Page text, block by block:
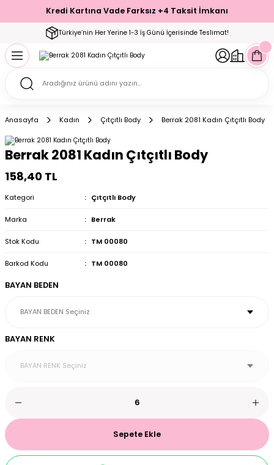
Kredi Kartına Vade Farksız +4 Taksit İmkanı
Türkiye’nin Her Yerine 1-3 İş Günü İçerisinde Teslimat!
Geri Dön
& Büstiyer Takım
Geri Dön
Geri Dön
Geri Dön
Setler
Geri Dön
Geri Dön
Geri Dön
Çorap
Geri Dön
Geri Dön
Anasayfa Kadın Çıtçıtlı Body Berrak 2081 Kadın Çıtçıtlı Body
Berrak 2081 Kadın Çıtçıtlı Body
158,40 TL
Kategori Çıtçıtlı Body
Marka Berrak
Stok Kodu TM 00080
Barkod Kodu TM 00080
BAYAN BEDEN
BAYAN RENK
Sepete Ekle